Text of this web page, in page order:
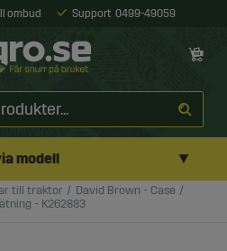
ombud Support 0499-49059
modell ▼
till traktor
David Brown - Case
- K262883